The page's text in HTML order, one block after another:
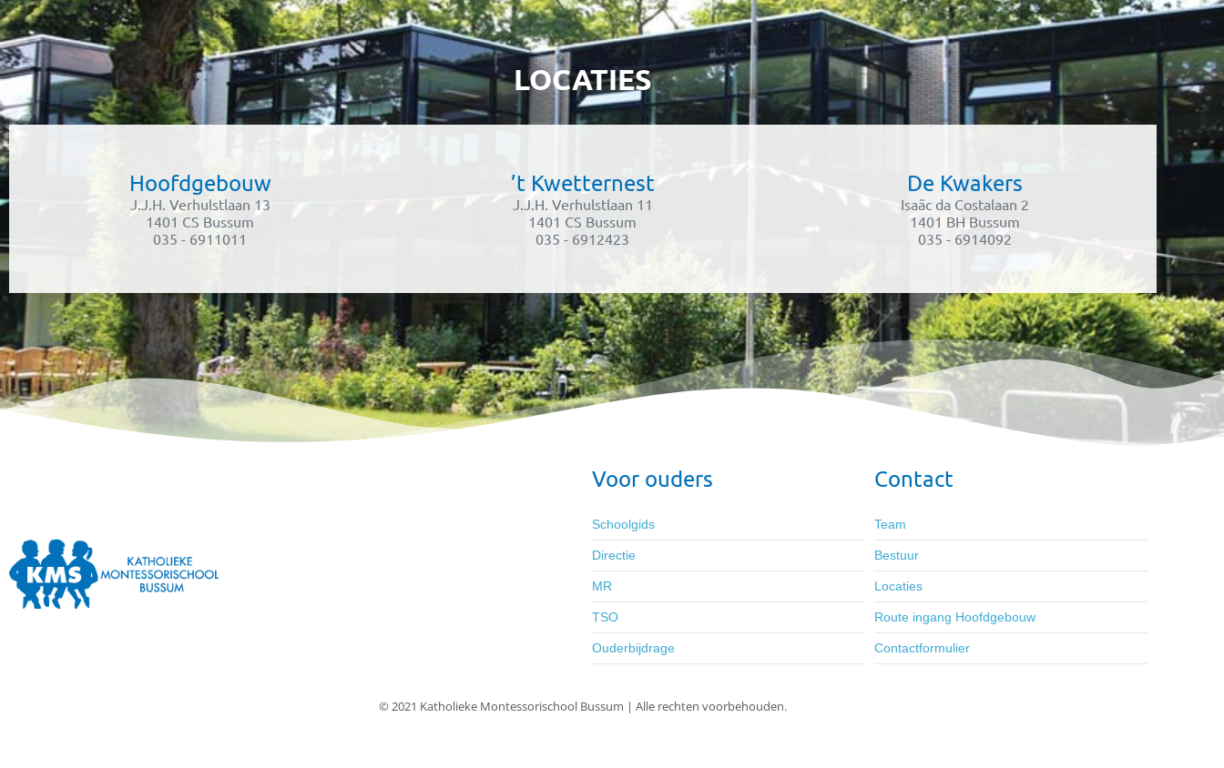
LOCATIES
Hoofdgebouw
J.J.H. Verhulstlaan 13
1401 CS Bussum
035 - 6911011
’t Kwetternest
J.J.H. Verhulstlaan 11
1401 CS Bussum
035 - 6912423
De Kwakers
Isaäc da Costalaan 2
1401 BH Bussum
035 - 6914092
Voor ouders
Schoolgids
Directie
MR
TSO
Ouderbijdrage
Contact
Team
Bestuur
Locaties
Route ingang Hoofdgebouw
Contactformulier
© 2021 Katholieke Montessorischool Bussum | Alle rechten voorbehouden.